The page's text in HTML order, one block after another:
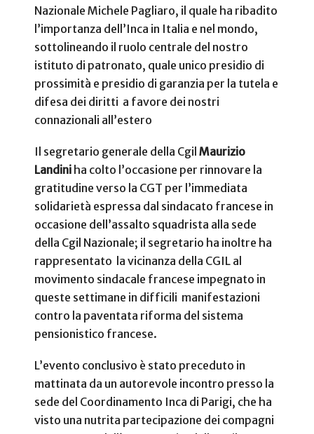
Nazionale Michele Pagliaro, il quale ha ribadito
l’importanza dell’Inca in Italia e nel mondo,
sottolineando il ruolo centrale del nostro
istituto di patronato, quale unico presidio di
prossimità e presidio di garanzia per la tutela e
difesa dei diritti a favore dei nostri
connazionali all’estero
Il segretario generale della Cgil Maurizio
Landini ha colto l’occasione per rinnovare la
gratitudine verso la CGT per l’immediata
solidarietà espressa dal sindacato francese in
occasione dell’assalto squadrista alla sede
della Cgil Nazionale; il segretario ha inoltre ha
rappresentato la vicinanza della CGIL al
movimento sindacale francese impegnato in
queste settimane in difficili manifestazioni
contro la paventata riforma del sistema
pensionistico francese.
L’evento conclusivo è stato preceduto in
mattinata da un autorevole incontro presso la
sede del Coordinamento Inca di Parigi, che ha
visto una nutrita partecipazione dei compagni